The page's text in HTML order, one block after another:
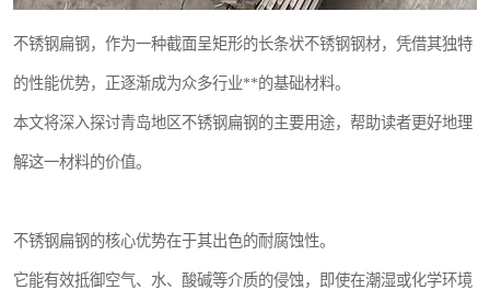
不锈钢扁钢，作为一种截面呈矩形的长条状不锈钢钢材，凭借其独特
的性能优势，正逐渐成为众多行业**的基础材料。
本文将深入探讨青岛地区不锈钢扁钢的主要用途，帮助读者更好地理
解这一材料的价值。
不锈钢扁钢的核心优势在于其出色的耐腐蚀性。
它能有效抵御空气、水、酸碱等介质的侵蚀，即使在潮湿或化学环境